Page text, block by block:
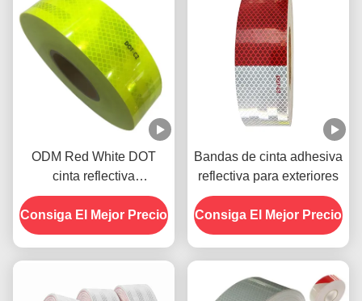
ODM Red White DOT
cinta reflectiva
autoadhesiva resistente a
las condiciones
climáticas
Consiga El Mejor Precio
Bandas de cinta adhesiva
reflectiva para exteriores
Consiga El Mejor Precio